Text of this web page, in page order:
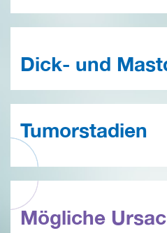
Dick- und
Tumorstadien
Mögliche